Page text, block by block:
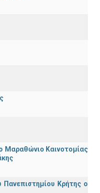
Μαραθώνιο Καινοτομίας
Κρήτης ο